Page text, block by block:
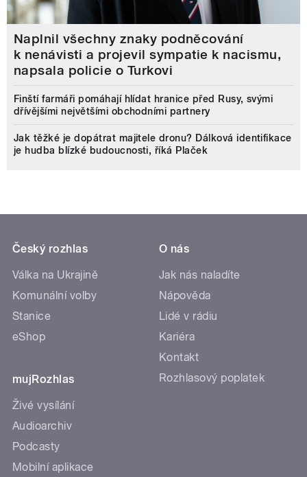
Naplnil všechny znaky podněcování
k nenávisti a projevil sympatie k nacismu,
napsala policie o Turkovi
Finští farmáři pomáhají hlídat hranice před Rusy, svými
dřívějšími největšími obchodními partnery
Jak těžké je dopátrat majitele dronu? Dálková identifikace
je hudba blízké budoucnosti, říká Plaček
Český rozhlas
Válka na Ukrajině
Komunální volby
Stanice
eShop
mujRozhlas
Živé vysílání
Audioarchiv
Podcasty
Mobilní aplikace
O nás
Jak nás naladíte
Nápověda
Lidé v rádiu
Kariéra
Kontakt
Rozhlasový poplatek